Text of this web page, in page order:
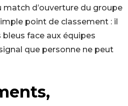
match d’ouverture du groupe
point de classement : il
face aux équipes
que personne ne peut